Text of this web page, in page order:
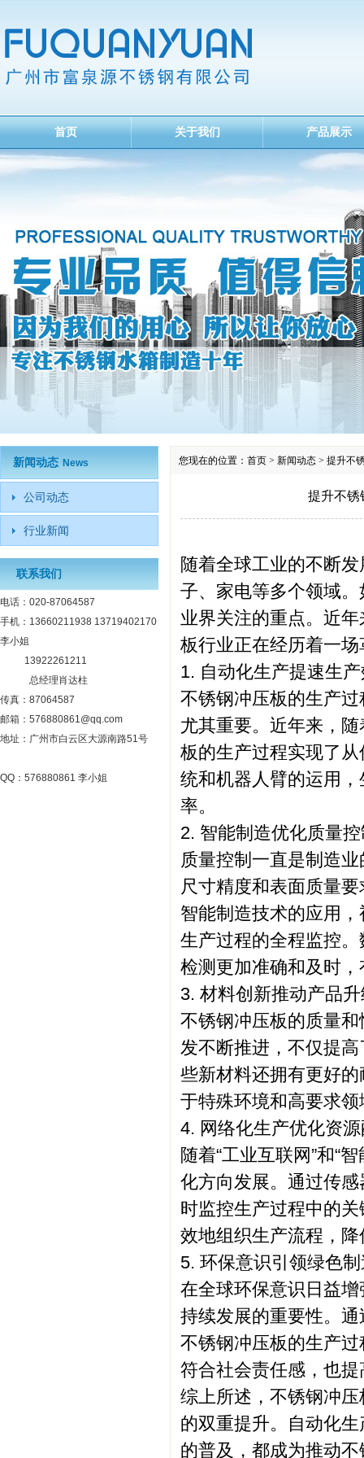
首页 关于我们 产品展示
您现在的位置： 首页 > 新闻动态 > 提升不
提升不锈
随着全球工业的不断
子、家电等多个领域
业界关注的重点。近
板行业正在经历着一
1. 自动化生产提速生
不锈钢冲压板的生产
尤其重要。近年来，
板的生产过程实现了
统和机器人臂的运用
率。
2. 智能制造优化质量
质量控制一直是制造
尺寸精度和表面质量
智能制造技术的应用
生产过程的全程监控
检测更加准确和及时
3. 材料创新推动产品
不锈钢冲压板的质量
发不断推进，不仅提
些新材料还拥有更好
于特殊环境和高要求
4. 网络化生产优化资
随着“工业互联网”和“
化方向发展。通过传
时监控生产过程中的
效地组织生产流程，
5. 环保意识引领绿色
在全球环保意识日益
持续发展的重要性。
不锈钢冲压板的生产
符合社会责任感，也
综上所述，不锈钢冲
的双重提升。自动化
的普及，都成为推动
新闻动态 News
公司动态
行业新闻
联系我们
电话：020-87064587
手机：13660211938 13719402170
李小姐
13922261211
总经理肖达柱
传真：87064587
邮箱：576880861@qq.com
地址：广州市白云区大源南路51号
QQ：576880861 李小姐